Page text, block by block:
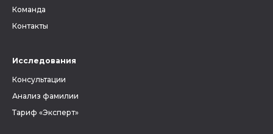
Команда
Контакты
Исследования
Консультации
Анализ фамилии
Тариф «Эксперт»